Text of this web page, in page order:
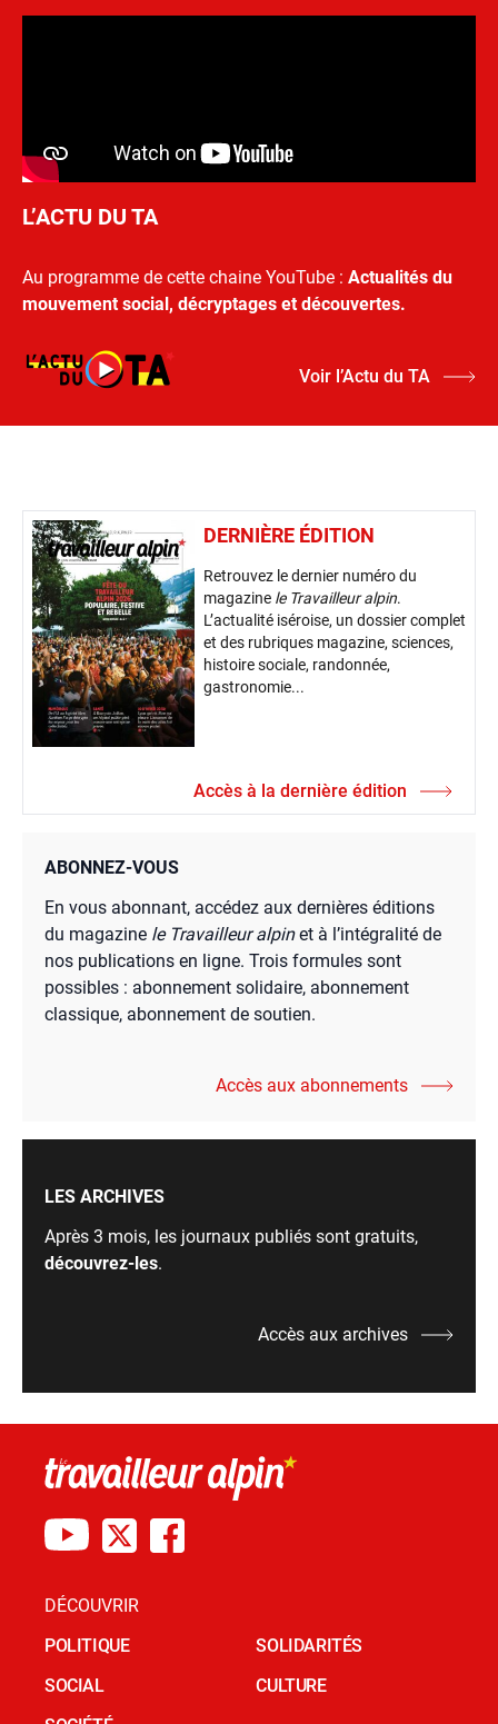
L’ACTU DU TA
Au programme de cette chaine YouTube : Actualités du
mouvement social, décryptages et découvertes.
Voir l’Actu du TA
DERNIÈRE ÉDITION
Retrouvez le dernier numéro du
magazine le Travailleur alpin.
L’actualité iséroise, un dossier complet
et des rubriques magazine, sciences,
histoire sociale, randonnée,
gastronomie...
Accès à la dernière édition
ABONNEZ-VOUS
En vous abonnant, accédez aux dernières éditions
du magazine le Travailleur alpinet à l’intégralité de
nos publications en ligne. Trois formules sont
possibles : abonnement solidaire, abonnement
classique, abonnement de soutien.
Accès aux abonnements
LES ARCHIVES
Après 3 mois, les journaux publiés sont gratuits,
découvrez-les.
Accès aux archives
DÉCOUVRIR
POLITIQUE
SOCIAL
SOLIDARITÉS
CULTURE